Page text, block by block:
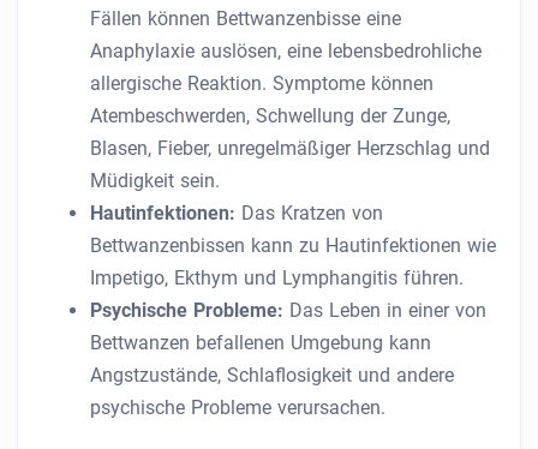
Fällen können Bettwanzenbisse eine
Anaphylaxie auslösen, eine lebensbedrohliche
allergische Reaktion. Symptome können
Atembeschwerden, Schwellung der Zunge,
Blasen, Fieber, unregelmäßiger Herzschlag und
Müdigkeit sein.
Hautinfektionen: Das Kratzen von
Bettwanzenbissen kann zu Hautinfektionen wie
Impetigo, Ekthym und Lymphangitis führen.
Psychische Probleme: Das Leben in einer von
Bettwanzen befallenen Umgebung kann
Angstzustände, Schlaflosigkeit und andere
psychische Probleme verursachen.